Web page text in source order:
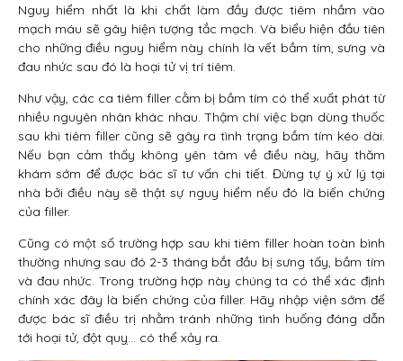
Nguy hiểm nhất là khi chất làm đầy được tiêm nhầm vào
mạch máu sẽ gây hiện tượng tắc mạch. Và biểu hiện đầu tiên
cho những điều nguy hiểm này chính là vết bầm tím, sưng và
đau nhức sau đó là hoại tử vị trí tiêm.
Như vậy, các ca tiêm filler cằm bị bầm tím có thể xuất phát từ
nhiều nguyên nhân khác nhau. Thậm chí việc bạn dùng thuốc
sau khi tiêm filler cũng sẽ gây ra tình trạng bầm tím kéo dài.
Nếu bạn cảm thấy không yên tâm về điều này, hãy thăm
khám sớm để được bác sĩ tư vấn chi tiết. Đừng tự ý xử lý tại
nhà bởi điều này sẽ thật sự nguy hiểm nếu đó là biến chứng
của filler.
Cũng có một số trường hợp sau khi tiêm filler hoàn toàn bình
thường nhưng sau đó 2-3 tháng bắt đầu bị sưng tấy, bầm tím
và đau nhức. Trong trường hợp này chúng ta có thể xác định
chính xác đây là biến chứng của filler. Hãy nhập viện sớm để
được bác sĩ điều trị nhằm tránh những tình huống đáng dẫn
tới hoại tử, đột quỵ… có thể xảy ra.